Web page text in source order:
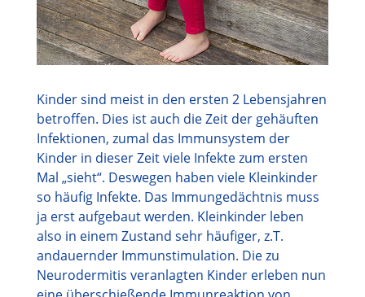
Kinder sind meist in den ersten 2 Lebensjahren
betroffen. Dies ist auch die Zeit der gehäuften
Infektionen, zumal das Immunsystem der
Kinder in dieser Zeit viele Infekte zum ersten
Mal „sieht“. Deswegen haben viele Kleinkinder
so häufig Infekte. Das Immungedächtnis muss
ja erst aufgebaut werden. Kleinkinder leben
also in einem Zustand sehr häufiger, z.T.
andauernder Immunstimulation. Die zu
Neurodermitis veranlagten Kinder erleben nun